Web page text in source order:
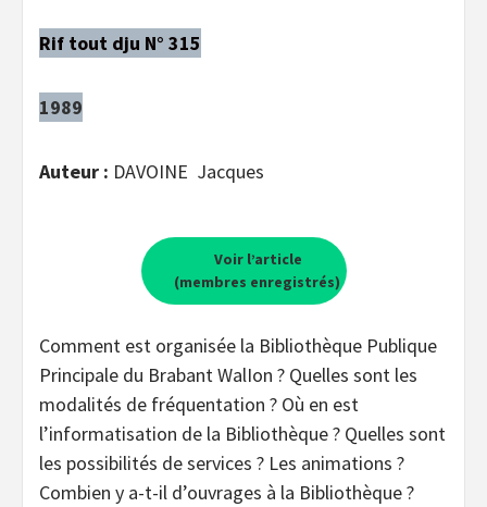
Rif tout dju N° 315
1989
Auteur : DAVOINE Jacques
Voir l’article
(membres enregistrés)
Comment est organisée la Bibliothèque Publique
Principale du Brabant WalIon ? Quelles sont les
modalités de fréquentation ? Où en est
l’informatisation de la Bibliothèque ? Quelles sont
les possibilités de services ? Les animations ?
Combien y a-t-il d’ouvrages à la Bibliothèque ?